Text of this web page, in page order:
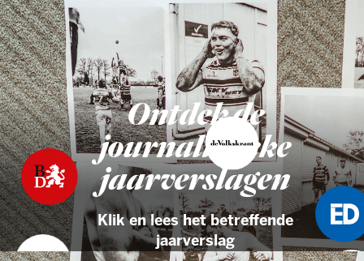
Ontdek de
journalistieke
jaarverslagen
Klik en lees het betreffende
jaarverslag